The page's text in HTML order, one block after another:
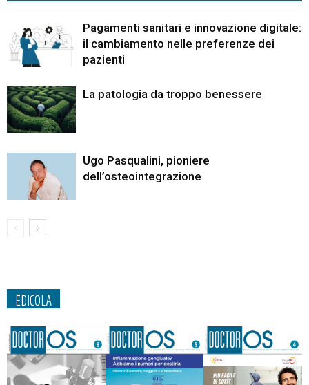
Pagamenti sanitari e innovazione digitale:
il cambiamento nelle preferenze dei
pazienti
La patologia da troppo benessere
Ugo Pasqualini, pioniere
dell’osteointegrazione
EDICOLA